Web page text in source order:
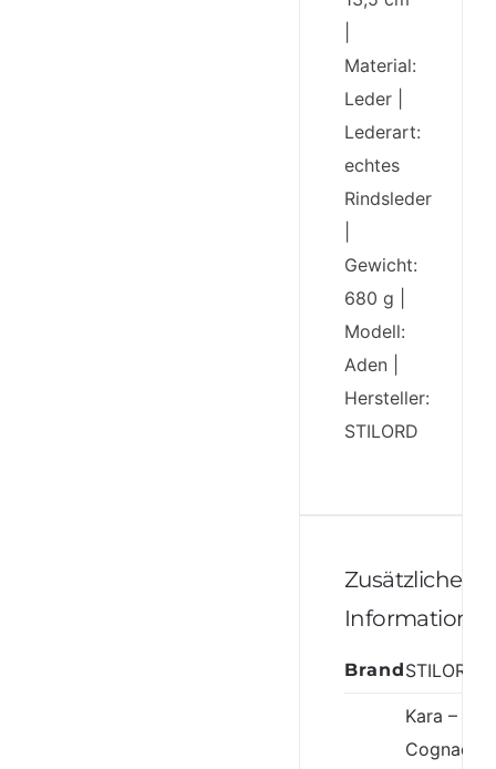
Material:
Leder |
Lederart:
echtes
Rindsleder
Gewicht:
680 g |
Modell:
Aden |
Hersteller:
STILORD
Zusätzliche
BrandSTILORD
Kara –
Cognac